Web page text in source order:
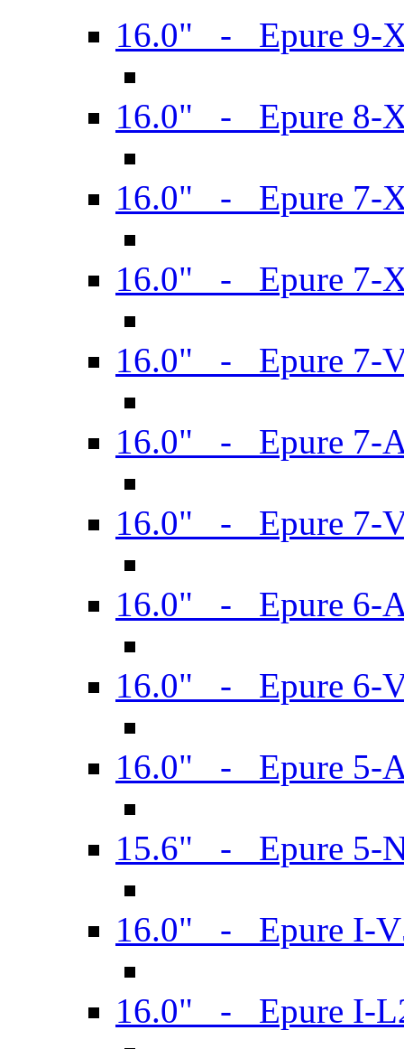
16.0" - Epure 9-
16.0" - Epure 8-
16.0" - Epure 7-
16.0" - Epure 7-
16.0" - Epure 7-
16.0" - Epure 7-
16.0" - Epure 7-
16.0" - Epure 6-
16.0" - Epure 6-
16.0" - Epure 5-
15.6" - Epure 5-
16.0" - Epure I-
16.0" - Epure I-